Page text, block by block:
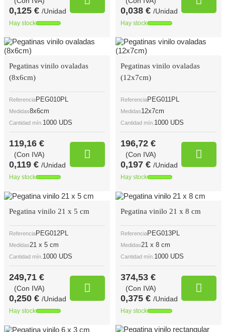
0,125 € /Unidad
Hay stock
0,038 € /Unidad
Hay stock
Pegatinas vinilo ovaladas
(8x6cm)
ReferenciaPEG010PL
Medidas8x6cm
Cantidad mín. 1000 UDS
119,16 €
(Con IVA)
0,119 € /Unidad
Hay stock
Pegatinas vinilo ovaladas
(12x7cm)
ReferenciaPEG011PL
Medidas12x7cm
Cantidad mín. 1000 UDS
196,72 €
(Con IVA)
0,197 € /Unidad
Hay stock
Pegatina vinilo 21 x 5 cm
ReferenciaPEG012PL
Medidas21 x 5 cm
Cantidad mín. 1000 UDS
249,71 €
(Con IVA)
0,250 € /Unidad
Hay stock
Pegatina vinilo 21 x 8 cm
ReferenciaPEG013PL
Medidas21 x 8 cm
Cantidad mín. 1000 UDS
374,53 €
(Con IVA)
0,375 € /Unidad
Hay stock